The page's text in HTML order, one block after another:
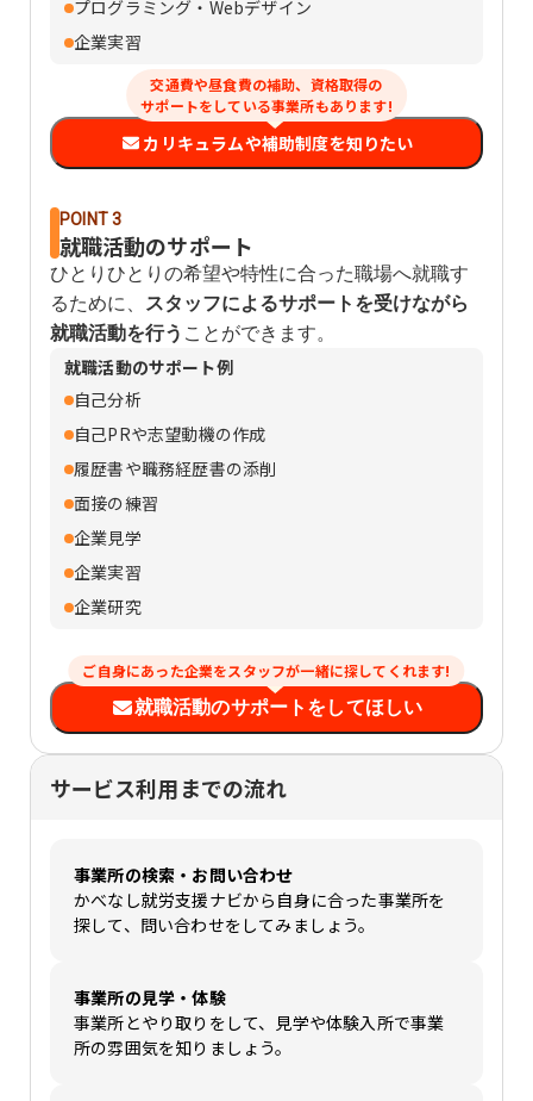
プログラミング・Webデザイン
企業実習
交通費や昼食費の補助、資格取得の
サポートをしている事業所もあります!
カリキュラムや補助制度を知りたい
POINT 3
就職活動のサポート
ひとりひとりの希望や特性に合った職場へ就職す
るために、
スタッフによるサポートを受けながら
就職活動を行う ことができます。
就職活動のサポート例
自己分析
自己PRや志望動機の作成
履歴書や職務経歴書の添削
面接の練習
企業見学
企業実習
企業研究
ご自身にあった企業をスタッフが一緒に探してくれます!
就職活動のサポートをしてほしい
サービス利用までの流れ
事業所の検索・お問い合わせ
かべなし就労支援ナビから自身に合った事業所を
探して、問い合わせをしてみましょう。
事業所の見学・体験
事業所とやり取りをして、見学や体験入所で事業
所の雰囲気を知りましょう。